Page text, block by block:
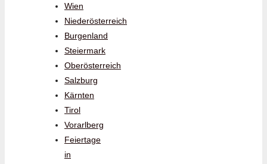
Wien
Niederösterreich
Burgenland
Steiermark
Oberösterreich
Salzburg
Kärnten
Tirol
Vorarlberg
Feiertage
in